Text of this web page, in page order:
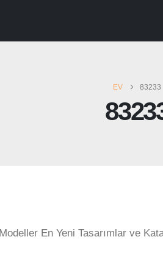
EV 83233
En Yeni Tasarımlar ve